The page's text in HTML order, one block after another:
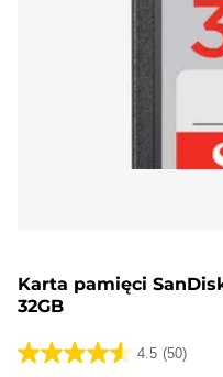
Karta pamięci
32GB
4.5 (50)
4.5